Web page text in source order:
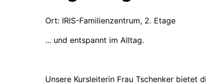
Ort: IRIS-Familienzentrum, 2. Etage
... und entspannt im Alltag.
Unsere Kursleiterin Frau Tschenker bietet